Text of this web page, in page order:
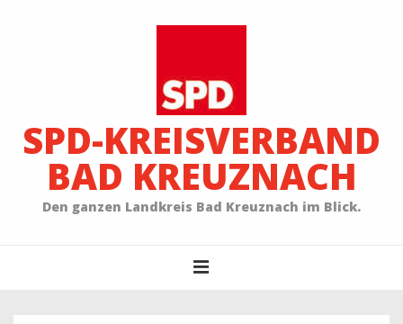
SPD-KREISVERBAND
BAD KREUZNACH
Den ganzen Landkreis Bad Kreuznach im Blick.